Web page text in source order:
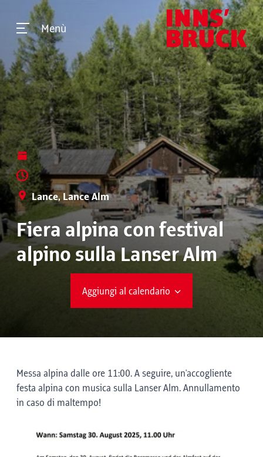
Menù
Lance, Lance Alm
Fiera alpina con festival
alpino sulla Lanser Alm
Aggiungi al calendario
Messa alpina dalle ore 11:00. A seguire, un'accogliente
festa alpina con musica sulla Lanser Alm. Annullamento
in caso di maltempo!